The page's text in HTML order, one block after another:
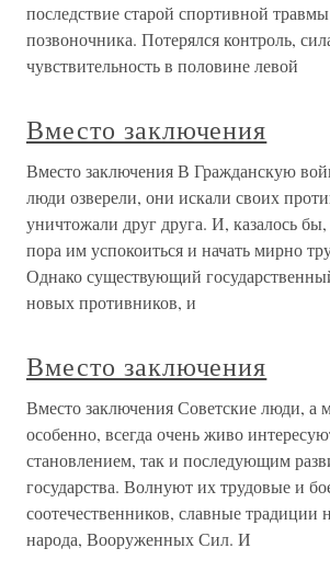
последствие старой спортивной
позвоночника. Потерялся контроль,
чувствительность в половине левой
Вместо заключения
Вместо заключения В Гражданскую
люди озверели, они искали своих
уничтожали друг друга. И, казалось
пора им успокоиться и начать мирно
Однако существующий
новых противников, и
Вместо заключения
Вместо заключения Советские люди, а
особенно, всегда очень живо
становлением, так и последующим
государства. Волнуют их трудовые и
соотечественников, славные традиции
народа, Вооруженных Сил. И